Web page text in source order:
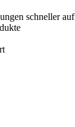
schneller auf